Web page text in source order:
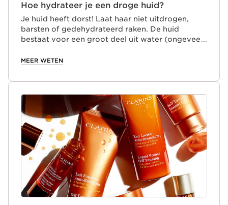
Hoe hydrateer je een droge huid?
Je huid heeft dorst! Laat haar niet uitdrogen,
barsten of gedehydrateerd raken. De huid
bestaat voor een groot deel uit water (ongeveer
en heeft voldoende hydratatie nodig, zowel voor
activiteit, transpiratie en externe factoren zoals
van je huid.
MEER WETEN